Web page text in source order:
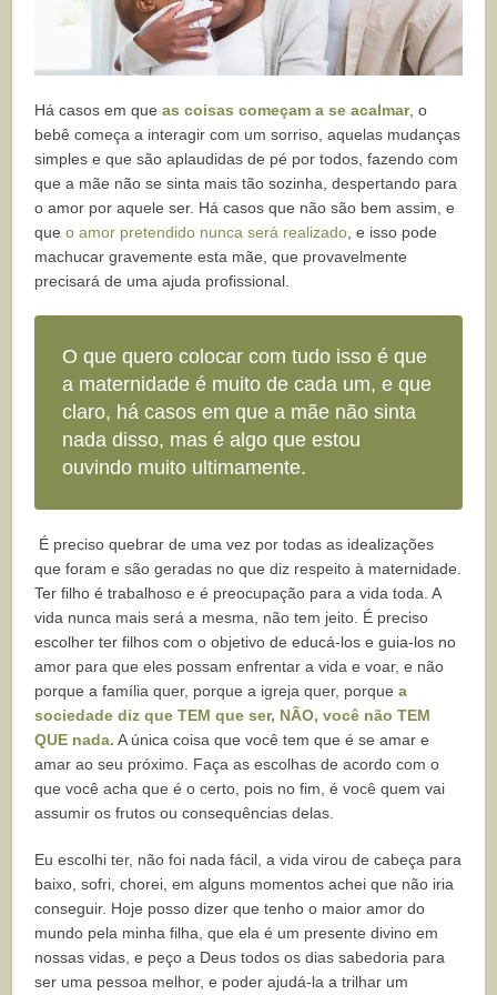
Há casos em queas coisas começam a se acalmar, o
bebê começa a interagir com um sorriso, aquelas mudanças
simples e que são aplaudidas de pé por todos, fazendo com
que a mãe não se sinta mais tão sozinha, despertando para
o amor por aquele ser. Há casos que não são bem assim, e
queo amor pretendido nunca será realizado , e isso pode
machucar gravemente esta mãe, que provavelmente
precisará de uma ajuda profissional.
O que quero colocar com tudo isso é que
a maternidade é muito de cada um, e que
claro, há casos em que a mãe não sinta
nada disso, mas é algo que estou
ouvindo muito ultimamente.
É preciso quebrar de uma vez por todas as idealizações
que foram e são geradas no que diz respeito à maternidade.
Ter filho é trabalhoso e é preocupação para a vida toda. A
vida nunca mais será a mesma, não tem jeito. É preciso
escolher ter filhos com o objetivo de educá-los e guia-los no
amor para que eles possam enfrentar a vida e voar, e não
porque a família quer, porque a igreja quer, porque a
sociedade diz que TEM que ser, NÃO, você não TEM
QUE nada. A única coisa que você tem que é se amar e
amar ao seu próximo. Faça as escolhas de acordo com o
que você acha que é o certo, pois no fim, é você quem vai
assumir os frutos ou consequências delas.
Eu escolhi ter, não foi nada fácil, a vida virou de cabeça para
baixo, sofri, chorei, em alguns momentos achei que não iria
conseguir. Hoje posso dizer que tenho o maior amor do
mundo pela minha filha, que ela é um presente divino em
nossas vidas, e peço a Deus todos os dias sabedoria para
ser uma pessoa melhor, e poder ajudá-la a trilhar um